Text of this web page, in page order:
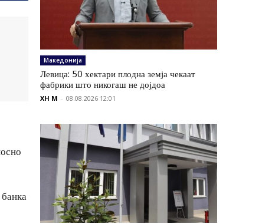
Македонија
Левица: 50 хектари плодна земја чекаат
фабрики што никогаш не дојдоа
XH M - 08.08.2026 12:01